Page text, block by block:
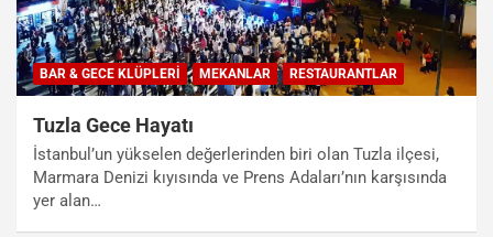
BAR & GECE KLÜPLERI MEKANLAR RESTAURANTLAR
Tuzla Gece Hayatı
İstanbul’un yükselen değerlerinden biri olan Tuzla ilçesi,
Marmara Denizi kıyısında ve Prens Adaları’nın karşısında
yer alan…